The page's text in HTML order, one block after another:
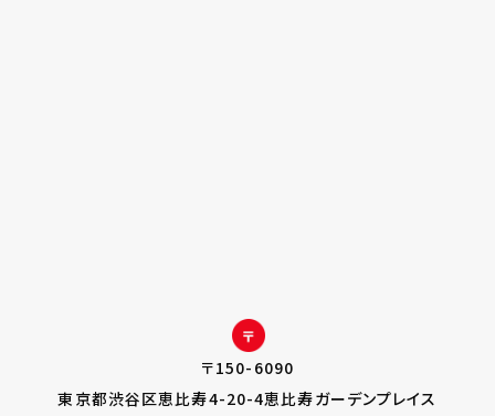
〒150-6090
東京都渋谷区恵比寿4-20-4恵比寿ガーデンプレイス